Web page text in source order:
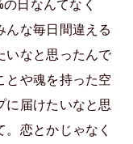
日なんてなく
な毎日間違える
いなと思ったんで
とや魂を持った空
に届けたいなと思
恋とかじゃなく